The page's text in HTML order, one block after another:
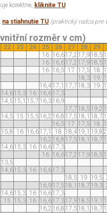
korektne, kliknite TU
na stiahnutie TU (praktický radca pre
(vnitřní rozměr v cm)
22 23 24 25 26 27 28 29
16 16,617,2 17,9 18,5
16 16,617,2 17,9 18,5
16 16,5 17 17,5 18
18,3 19
16,4 17,1 17,7 18,3 19
14,615,3 16 16,617,3
14,5 15,1 15,7 16,316,9
17,7 18,5 19,2
14,5 15 15,5 16,2 16,8 17,5 18,1 18,7
16,5 17 17,5 18
15,8 16 16,617,1 18 18,4 19,1 19,8
16,2 16,8 17,5 18,1 18,7
14,615,3 16 16,617,3
16 16,617,2 17,9 18,5
13,5
14,615,3 16 16,617,3
18,5 19 19,5
16,9 17,5 18,1 18,7 19,3
14,615,3 16 16,617,3
15 15,3 16 16,617,317,9 18,5 19,1
16,2 16,8 17,5 18,1 18,7